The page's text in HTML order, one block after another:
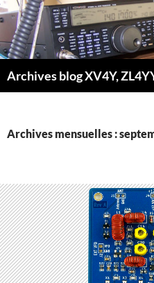
Aller
au
contenu
Archives blog XV4Y,
Archives mensuelles :